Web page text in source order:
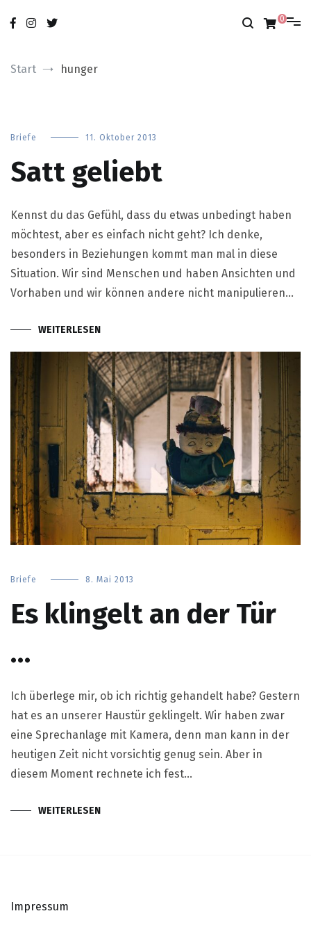
Inhalt
springen
modobonum
nur das Gute 0
Start hunger
Briefe 11. Oktober 2013
Satt geliebt
Kennst du das Gefühl, dass du etwas unbedingt haben
möchtest, aber es einfach nicht geht? Ich denke,
besonders in Beziehungen kommt man mal in diese
Situation. Wir sind Menschen und haben Ansichten und
Vorhaben und wir können andere nicht manipulieren…
WEITERLESEN
Briefe 8. Mai 2013
Es klingelt an der Tür
…
Ich überlege mir, ob ich richtig gehandelt habe? Gestern
hat es an unserer Haustür geklingelt. Wir haben zwar
eine Sprechanlage mit Kamera, denn man kann in der
heutigen Zeit nicht vorsichtig genug sein. Aber in
diesem Moment rechnete ich fest…
WEITERLESEN
Impressum